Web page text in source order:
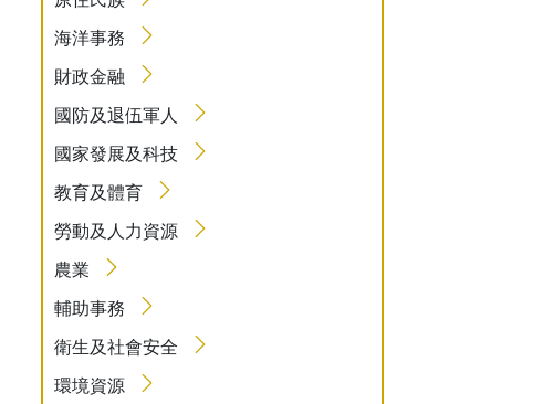
海洋事務
財政金融
國防及退伍軍人
國家發展及科技
教育及體育
勞動及人力資源
農業
輔助事務
衛生及社會安全
環境資源